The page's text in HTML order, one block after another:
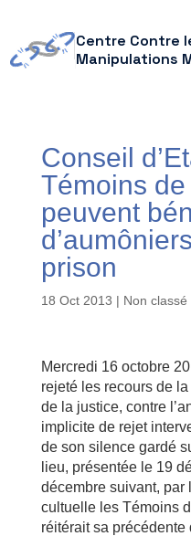
Centre Contre
Manipulations
Conseil
Témoins
peuvent
prison
18 Oct 2013 | Non classé
Mercredi 16 octobre
rejeté les recours de
de la justice, contre
implicite de rejet
de son silence gardé
lieu, présentée le 19
décembre suivant, par
cultuelle les Témoins
réitérait sa